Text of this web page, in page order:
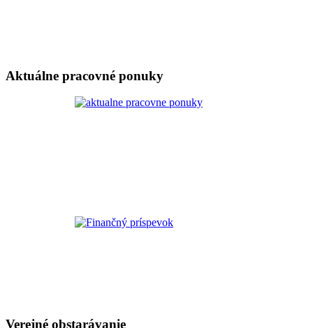
Aktuálne pracovné ponuky
Verejné obstarávanie